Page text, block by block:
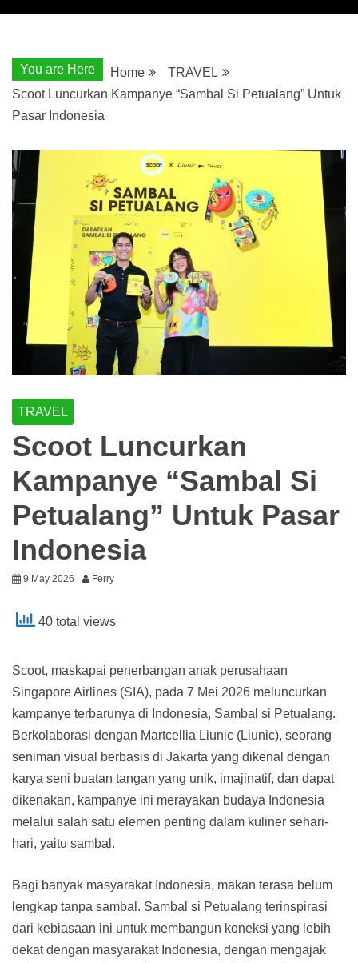
You are Here Home
TRAVEL
Scoot Luncurkan Kampanye “Sambal Si Petualang” Untuk
Pasar Indonesia
TRAVEL
Scoot Luncurkan
Kampanye “Sambal Si
Petualang” Untuk Pasar
Indonesia
9 May 2026 Ferry
40 total views
Scoot, maskapai penerbangan anak perusahaan
Singapore Airlines (SIA), pada 7 Mei 2026 meluncurkan
kampanye terbarunya di Indonesia, Sambal si Petualang.
Berkolaborasi dengan Martcellia Liunic (Liunic), seorang
seniman visual berbasis di Jakarta yang dikenal dengan
karya seni buatan tangan yang unik, imajinatif, dan dapat
dikenakan, kampanye ini merayakan budaya Indonesia
melalui salah satu elemen penting dalam kuliner sehari-
hari, yaitu sambal.
Bagi banyak masyarakat Indonesia, makan terasa belum
lengkap tanpa sambal. Sambal si Petualang terinspirasi
dari kebiasaan ini untuk membangun koneksi yang lebih
dekat dengan masyarakat Indonesia, dengan mengajak